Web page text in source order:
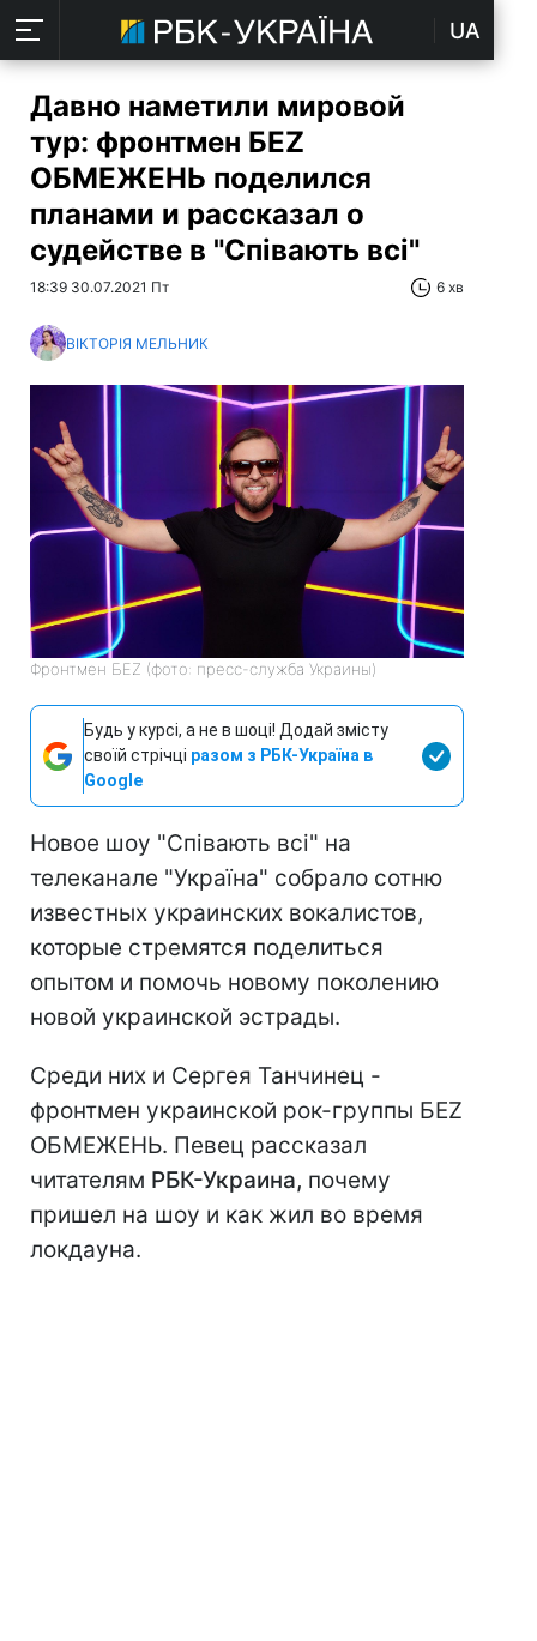
UA
Давно наметили мировой
тур: фронтмен БЕZ
ОБМЕЖЕНЬ поделился
планами и рассказал о
судействе в "Співають всі"
18:39 30.07.2021 Пт 6 хв
ВІКТОРІЯ МЕЛЬНИК
Фронтмен БЕZ (фото: пресс-служба Украины)
Будь у курсі, а не в шоці! Додай змісту
своїй стрічці разом з РБК-Україна в
Google
Новое шоу "Співають всі" на
телеканале "Україна" собрало сотню
известных украинских вокалистов,
которые стремятся поделиться
опытом и помочь новому поколению
новой украинской эстрады.
Среди них и Сергея Танчинец -
фронтмен украинской рок-группы БЕZ
ОБМЕЖЕНЬ. Певец рассказал
читателям РБК-Украина, почему
пришел на шоу и как жил во время
локдауна.